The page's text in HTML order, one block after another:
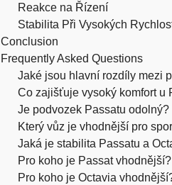
Reakce na Řízení
Stabilita Při Vysokých
Conclusion
Frequently Asked Questions
Jaké jsou hlavní rozdíly mezi
Co zajišťuje vysoký komfort u
Je podvozek Passatu odolný?
Který vůz je vhodnější pro
Jaká je stabilita Passatu a
Pro koho je Passat vhodnější?
Pro koho je Octavia